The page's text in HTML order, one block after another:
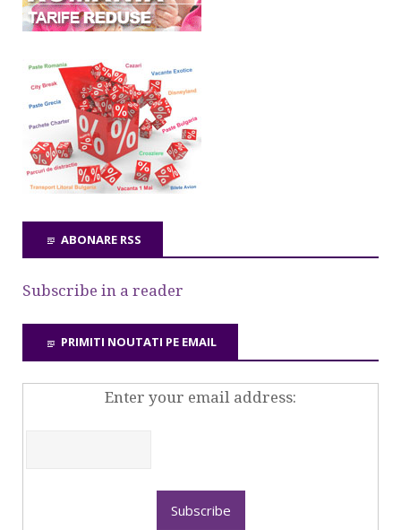
ABONARE RSS
Subscribe in a reader
PRIMITI NOUTATI PE EMAIL
Enter your email address: